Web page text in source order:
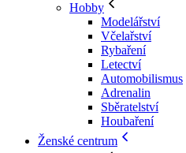
Hobby
Modelářství
Včelařství
Rybaření
Letectví
Automobilismus
Adrenalin
Sběratelství
Houbaření
Ženské centrum